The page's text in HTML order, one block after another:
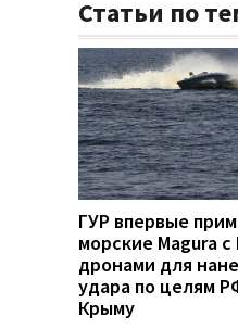
Статьи по
ГУР впервые
морские Magura с
дронами для
удара по целям
Крыму